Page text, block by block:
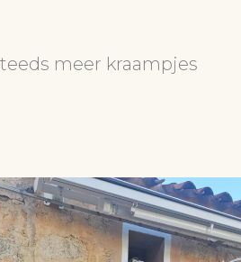
meer kraampjes